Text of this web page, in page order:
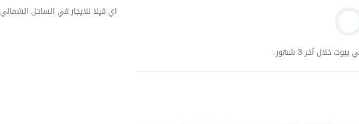
خلال آخر 3 شهور.
اي فيلا للايجار في الساحل الشمالي